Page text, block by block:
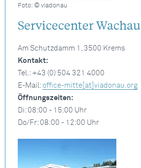
Foto: © viadonau
Servicecenter Wachau
Am Schutzdamm 1, 3500 Krems
Kontakt:
Tel.: +43 (0) 504 321 4000
E-Mail: office-mitte[at]viadonau.org
Öffnungszeiten:
Di: 08:00 - 15:00 Uhr
Do/Fr: 08:00 - 12:00 Uhr